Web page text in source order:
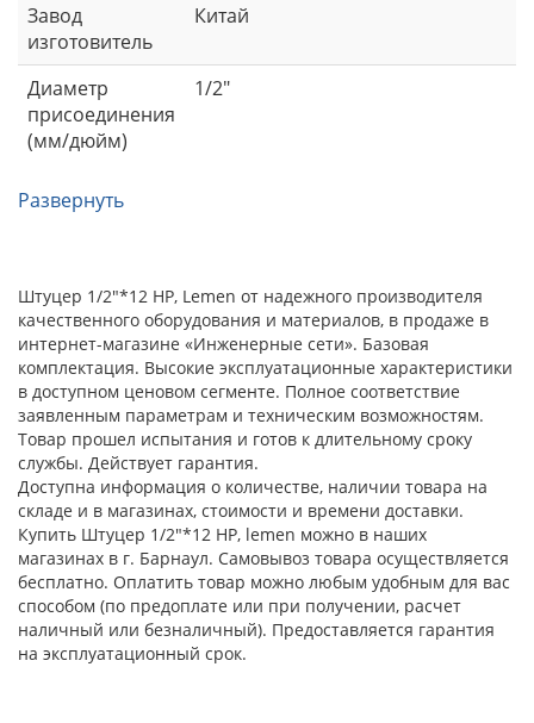
Завод
изготовитель
Китай
Диаметр
присоединения
(мм/дюйм)
1/2"
Развернуть
Штуцер 1/2"*12 НР, Lemen от надежного производителя
качественного оборудования и материалов, в продаже в
интернет-магазине «Инженерные сети». Базовая
комплектация. Высокие эксплуатационные характеристики
в доступном ценовом сегменте. Полное соответствие
заявленным параметрам и техническим возможностям.
Товар прошел испытания и готов к длительному сроку
службы. Действует гарантия.
Доступна информация о количестве, наличии товара на
складе и в магазинах, стоимости и времени доставки.
Купить Штуцер 1/2"*12 НР, lemen можно в наших
магазинах в г. Барнаул. Самовывоз товара осуществляется
бесплатно. Оплатить товар можно любым удобным для вас
способом (по предоплате или при получении, расчет
наличный или безналичный). Предоставляется гарантия
на эксплуатационный срок.